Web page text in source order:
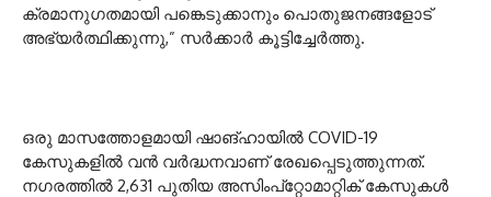
ക്രമാനുഗതമായി പങ്കെടുക്കാനും പൊതുജനങ്ങളോട്
അഭ്യർത്ഥിക്കുന്നു,” സർക്കാർ കൂട്ടിച്ചേർത്തു.
ഒരു മാസത്തോളമായി ഷാങ്ഹായിൽ COVID-19
കേസുകളിൽ വൻ വർദ്ധനവാണ് രേഖപ്പെടുത്തുന്നത്.
നഗരത്തിൽ 2,631 പുതിയ അസിംപ്റ്റോമാറ്റിക് കേസുകൾ